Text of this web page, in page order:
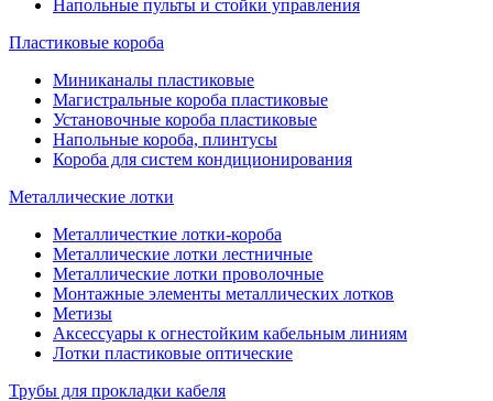
Напольные пульты и стойки управления
Пластиковые короба
Миниканалы пластиковые
Магистральные короба пластиковые
Установочные короба пластиковые
Напольные короба, плинтусы
Короба для систем кондиционирования
Металлические лотки
Металличесткие лотки-короба
Металлические лотки лестничные
Металлические лотки проволочные
Монтажные элементы металлических лотков
Метизы
Аксессуары к огнестойким кабельным линиям
Лотки пластиковые оптические
Трубы для прокладки кабеля